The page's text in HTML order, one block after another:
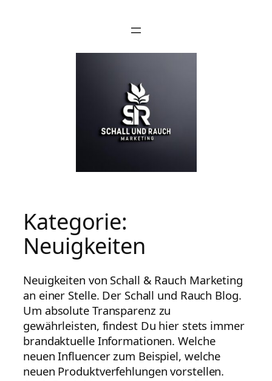
Kategorie:
Neuigkeiten
Neuigkeiten von Schall & Rauch Marketing
an einer Stelle. Der Schall und Rauch Blog.
Um absolute Transparenz zu
gewährleisten, findest Du hier stets immer
brandaktuelle Informationen. Welche
neuen Influencer zum Beispiel, welche
neuen Produktverfehlungen vorstellen.